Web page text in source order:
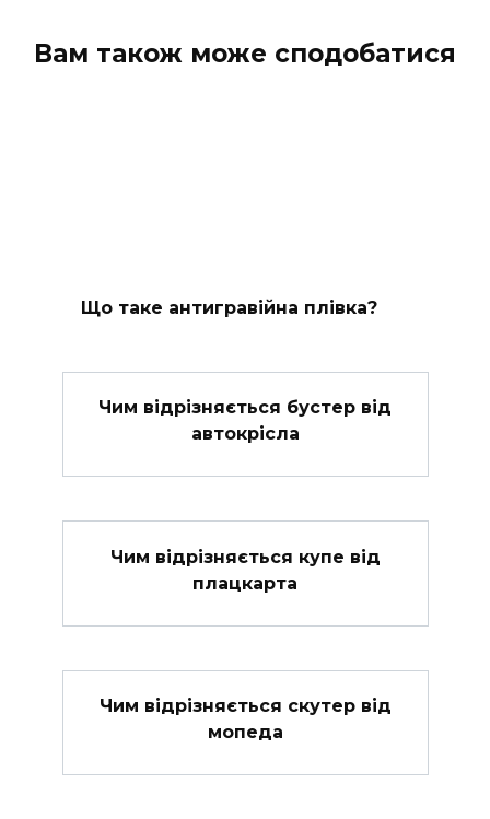
Вам також може сподобатися
Що таке антигравійна плівка?
Чим відрізняється бустер від
автокрісла
Чим відрізняється купе від
плацкарта
Чим відрізняється скутер від
мопеда